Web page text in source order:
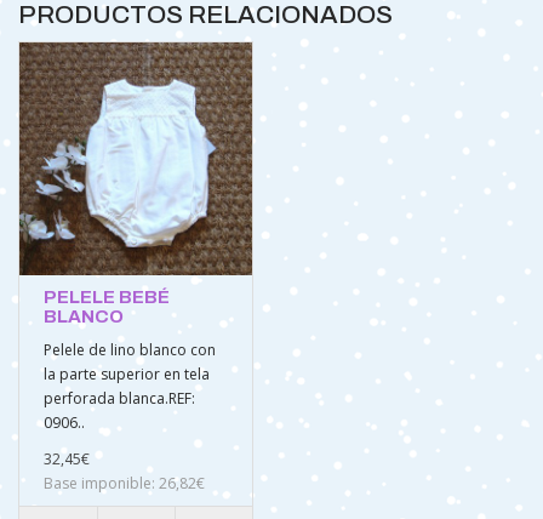
PRODUCTOS RELACIONADOS
PELELE BEBÉ
BLANCO
Pelele de lino blanco con
la parte superior en tela
perforada blanca.REF:
0906..
32,45€
Base imponible: 26,82€